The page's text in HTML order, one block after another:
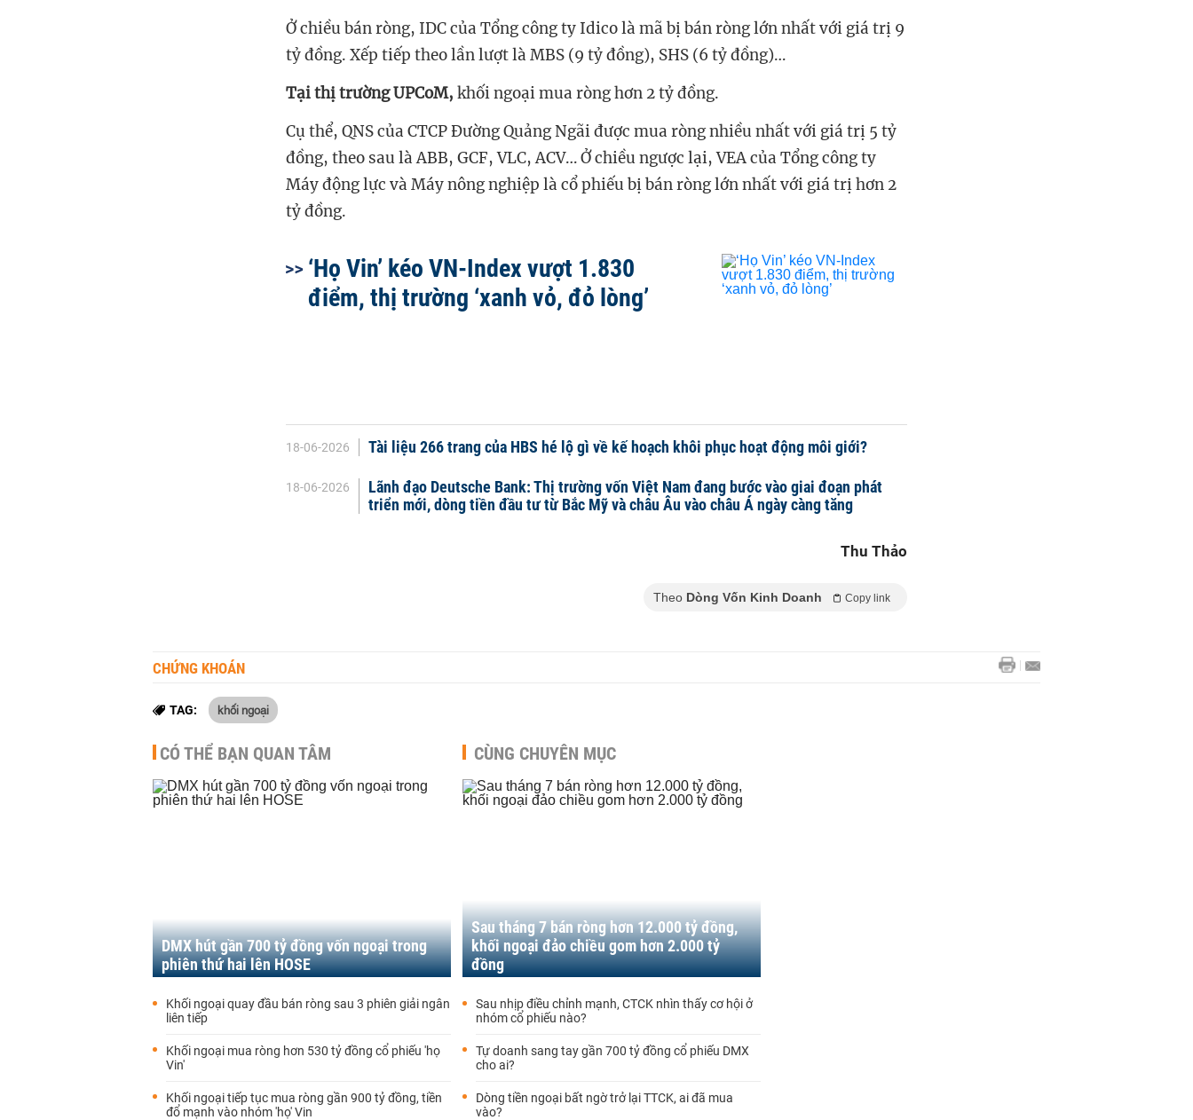
Ở chiều bán ròng, IDC của Tổng công ty Idico là mã bị bán ròng lớn nhất với giá trị 9
tỷ đồng. Xếp tiếp theo lần lượt là MBS (9 tỷ đồng), SHS (6 tỷ đồng)…
Tại thị trường UPCoM, khối ngoại mua ròng hơn 2 tỷ đồng.
Cụ thể, QNS của CTCP Đường Quảng Ngãi được mua ròng nhiều nhất với giá trị 5 tỷ
đồng, theo sau là ABB, GCF, VLC, ACV… Ở chiều ngược lại, VEA của Tổng công ty
Máy động lực và Máy nông nghiệp là cổ phiếu bị bán ròng lớn nhất với giá trị hơn 2
tỷ đồng.
‘Họ Vin’ kéo VN-Index vượt 1.830
điểm, thị trường ‘xanh vỏ, đỏ lòng’
18-06-2026 Tài liệu 266 trang của HBS hé lộ gì về kế hoạch khôi phục hoạt động môi giới?
18-06-2026
Lãnh đạo Deutsche Bank: Thị trường vốn Việt Nam đang bước vào giai đoạn phát
triển mới, dòng tiền đầu tư từ Bắc Mỹ và châu Âu vào châu Á ngày càng tăng
Thu Thảo
Theo Dòng Vốn Kinh Doanh Copy link
CHỨNG KHOÁN
TAG: khối ngoại
CÓ THỂ BẠN QUAN TÂM
DMX hút gần 700 tỷ đồng vốn ngoại trong
phiên thứ hai lên HOSE
Khối ngoại quay đầu bán ròng sau 3 phiên giải ngân
liên tiếp
Khối ngoại mua ròng hơn 530 tỷ đồng cổ phiếu 'họ
Vin'
Khối ngoại tiếp tục mua ròng gần 900 tỷ đồng, tiền
đổ mạnh vào nhóm 'họ' Vin
CÙNG CHUYÊN MỤC
Sau tháng 7 bán ròng hơn 12.000 tỷ đồng,
khối ngoại đảo chiều gom hơn 2.000 tỷ
đồng
Sau nhịp điều chỉnh mạnh, CTCK nhìn thấy cơ hội ở
nhóm cổ phiếu nào?
Tự doanh sang tay gần 700 tỷ đồng cổ phiếu DMX
cho ai?
Dòng tiền ngoại bất ngờ trở lại TTCK, ai đã mua
vào?